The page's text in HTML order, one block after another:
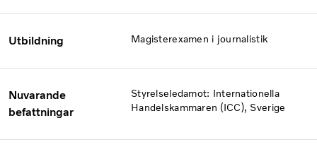
Utbildning Magisterexamen i journalistik
Nuvarande
befattningar
Styrelseledamot: Internationella
Handelskammaren (ICC), Sverige